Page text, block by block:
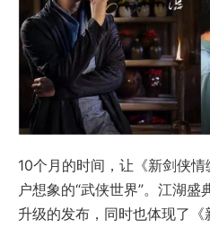
10个月的时间，让《新剑侠
户想象的“武侠世界”。江湖
升级的发布，同时也体现了